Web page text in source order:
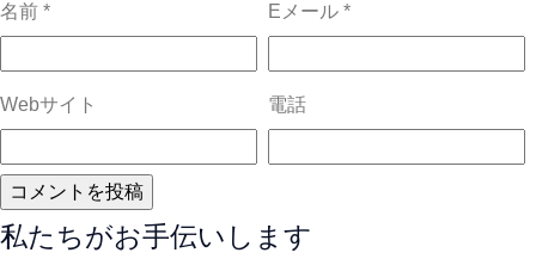
名前 * Eメール *
Webサイト 電話
私たちがお手伝いします